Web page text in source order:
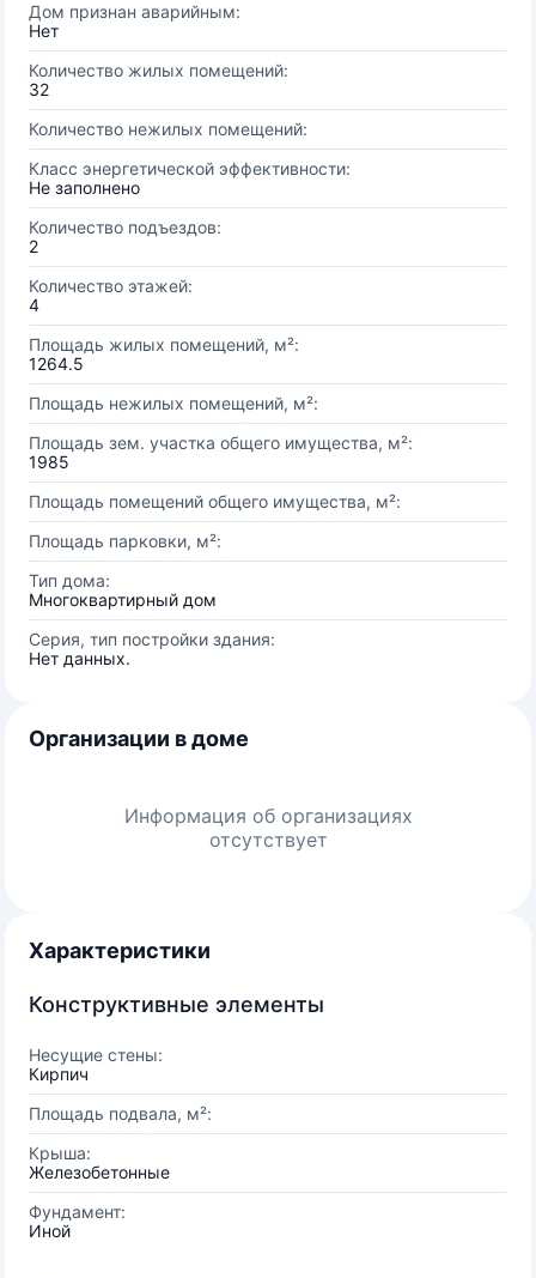
Дом признан аварийным:
Нет
Количество жилых помещений:
32
Количество нежилых помещений:
Класс энергетической эффективности:
Не заполнено
Количество подъездов:
2
Количество этажей:
4
Площадь жилых помещений, м²:
1264.5
Площадь нежилых помещений, м²:
Площадь зем. участка общего имущества, м²:
1985
Площадь помещений общего имущества, м²:
Площадь парковки, м²:
Тип дома:
Многоквартирный дом
Серия, тип постройки здания:
Нет данных.
Организации в доме
Информация об организациях
отсутствует
Характеристики
Конструктивные элементы
Несущие стены:
Кирпич
Площадь подвала, м²:
Крыша:
Железобетонные
Фундамент:
Иной